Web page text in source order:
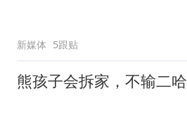
新媒体 5跟贴
熊孩子会拆家，不输二哈